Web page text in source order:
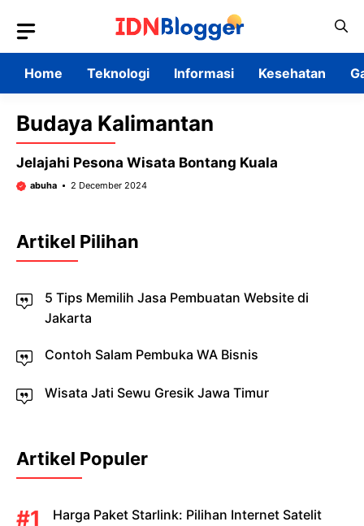
content
Home
Teknologi Informasi Kesehatan
Budaya Kalimantan
Jelajahi Pesona Wisata Bontang Kuala
abuha 2 December 2024
Artikel Pilihan
5 Tips Memilih Jasa Pembuatan Website di
Jakarta
Contoh Salam Pembuka WA Bisnis
Wisata Jati Sewu Gresik Jawa Timur
Artikel Populer
Harga Paket Starlink: Pilihan Internet Satelit